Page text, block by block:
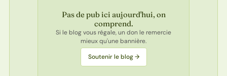
Pas de pub ici aujourd'hui, on
comprend.
Si le blog vous régale, un don le remercie
mieux qu'une bannière.
Soutenir le blog →